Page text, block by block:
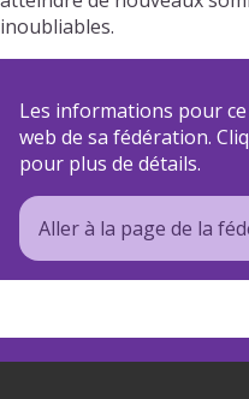
inoubliables.
Les informations pour
web de sa fédération.
pour plus de détails.
Aller à la page de la